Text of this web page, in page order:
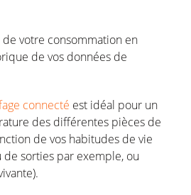
de votre consommation en
de vos données de
connecté est idéal pour un
des différentes pièces de
de vos habitudes de vie
de sorties par exemple, ou
).